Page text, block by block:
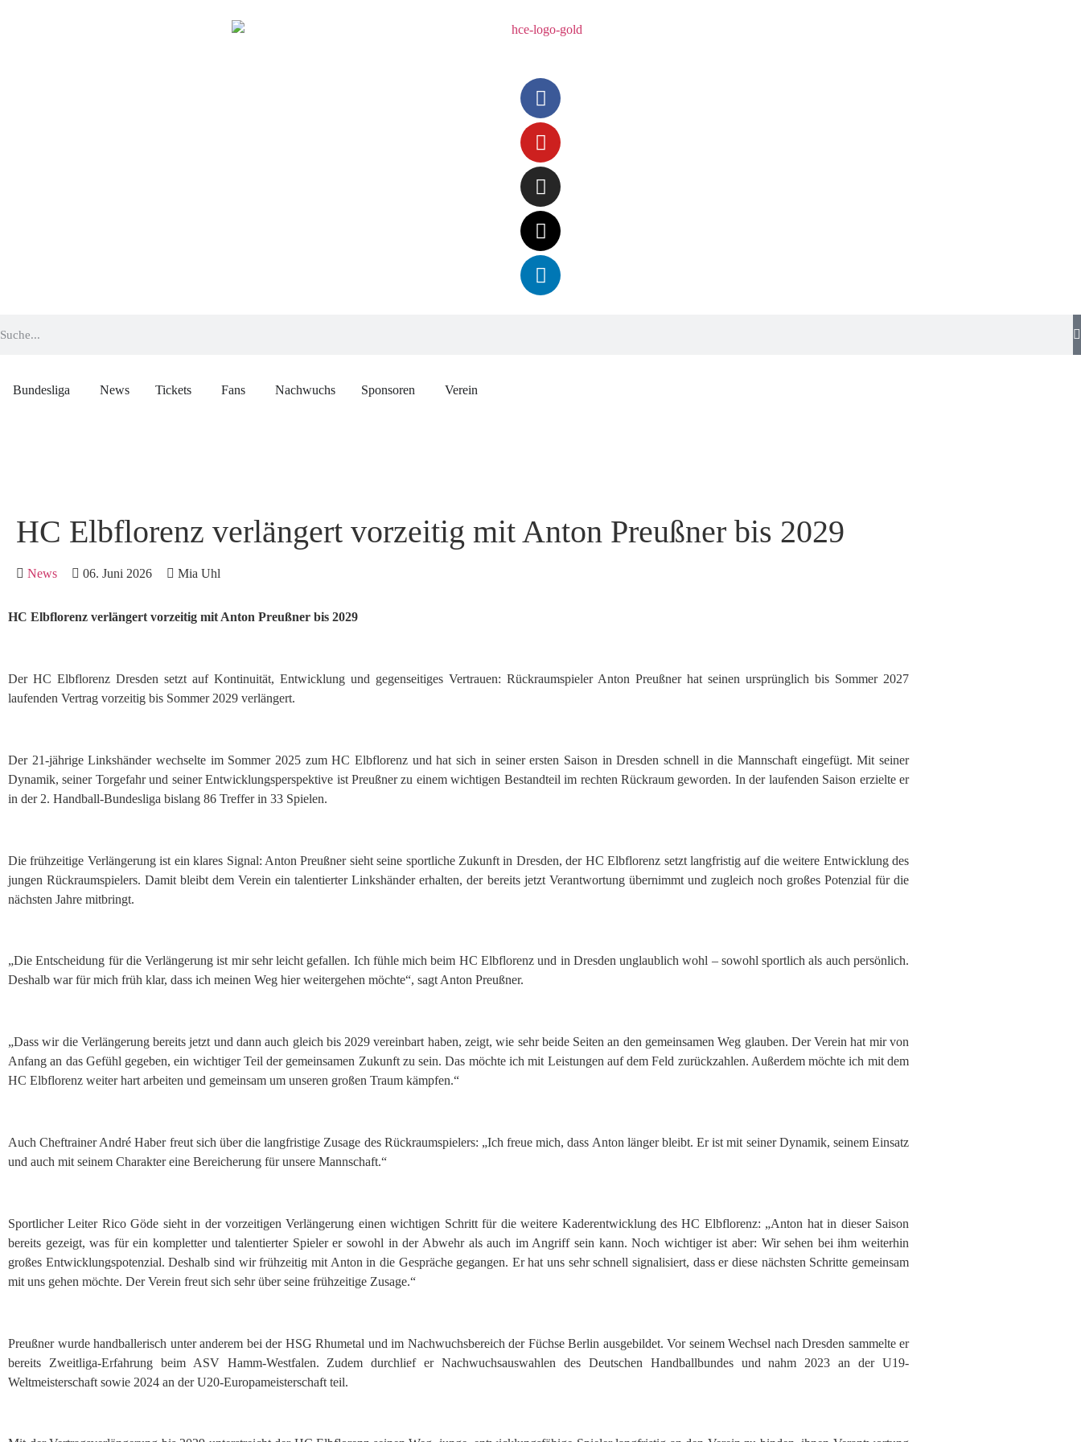
Bundesliga News Tickets Fans Nachwuchs Sponsoren Verein
HC Elbflorenz verlängert vorzeitig mit Anton Preußner bis 2029
News 06. Juni 2026 Mia Uhl
HC Elbflorenz verlängert vorzeitig mit Anton Preußner bis 2029
Der HC Elbflorenz Dresden setzt auf Kontinuität, Entwicklung und gegenseitiges Vertrauen: Rückraumspieler Anton Preußner hat seinen ursprünglich bis Sommer 2027
laufenden Vertrag vorzeitig bis Sommer 2029 verlängert.
Der 21-jährige Linkshänder wechselte im Sommer 2025 zum HC Elbflorenz und hat sich in seiner ersten Saison in Dresden schnell in die Mannschaft eingefügt. Mit seiner
Dynamik, seiner Torgefahr und seiner Entwicklungsperspektive ist Preußner zu einem wichtigen Bestandteil im rechten Rückraum geworden. In der laufenden Saison erzielte er
in der 2. Handball-Bundesliga bislang 86 Treffer in 33 Spielen.
Die frühzeitige Verlängerung ist ein klares Signal: Anton Preußner sieht seine sportliche Zukunft in Dresden, der HC Elbflorenz setzt langfristig auf die weitere Entwicklung des
jungen Rückraumspielers. Damit bleibt dem Verein ein talentierter Linkshänder erhalten, der bereits jetzt Verantwortung übernimmt und zugleich noch großes Potenzial für die
nächsten Jahre mitbringt.
„Die Entscheidung für die Verlängerung ist mir sehr leicht gefallen. Ich fühle mich beim HC Elbflorenz und in Dresden unglaublich wohl – sowohl sportlich als auch persönlich.
Deshalb war für mich früh klar, dass ich meinen Weg hier weitergehen möchte“, sagt Anton Preußner.
„Dass wir die Verlängerung bereits jetzt und dann auch gleich bis 2029 vereinbart haben, zeigt, wie sehr beide Seiten an den gemeinsamen Weg glauben. Der Verein hat mir von
Anfang an das Gefühl gegeben, ein wichtiger Teil der gemeinsamen Zukunft zu sein. Das möchte ich mit Leistungen auf dem Feld zurückzahlen. Außerdem möchte ich mit dem
HC Elbflorenz weiter hart arbeiten und gemeinsam um unseren großen Traum kämpfen.“
Auch Cheftrainer André Haber freut sich über die langfristige Zusage des Rückraumspielers: „Ich freue mich, dass Anton länger bleibt. Er ist mit seiner Dynamik, seinem Einsatz
und auch mit seinem Charakter eine Bereicherung für unsere Mannschaft.“
Sportlicher Leiter Rico Göde sieht in der vorzeitigen Verlängerung einen wichtigen Schritt für die weitere Kaderentwicklung des HC Elbflorenz: „Anton hat in dieser Saison
bereits gezeigt, was für ein kompletter und talentierter Spieler er sowohl in der Abwehr als auch im Angriff sein kann. Noch wichtiger ist aber: Wir sehen bei ihm weiterhin
großes Entwicklungspotenzial. Deshalb sind wir frühzeitig mit Anton in die Gespräche gegangen. Er hat uns sehr schnell signalisiert, dass er diese nächsten Schritte gemeinsam
mit uns gehen möchte. Der Verein freut sich sehr über seine frühzeitige Zusage.“
Preußner wurde handballerisch unter anderem bei der HSG Rhumetal und im Nachwuchsbereich der Füchse Berlin ausgebildet. Vor seinem Wechsel nach Dresden sammelte er
bereits Zweitliga-Erfahrung beim ASV Hamm-Westfalen. Zudem durchlief er Nachwuchsauswahlen des Deutschen Handballbundes und nahm 2023 an der U19-
Weltmeisterschaft sowie 2024 an der U20-Europameisterschaft teil.